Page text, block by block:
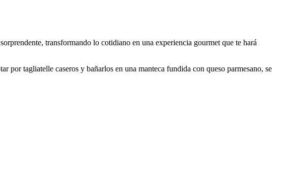
transformando lo cotidiano en una experiencia gourmet que te hará
por tagliatelle caseros y bañarlos en una manteca fundida con queso parmesano, se